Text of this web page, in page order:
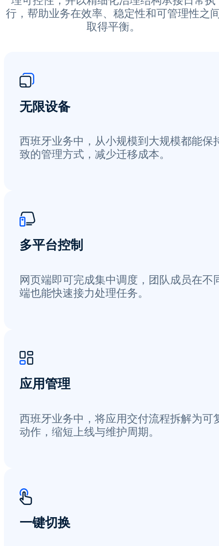
行，帮助业务在效率、稳定性和可管理性之
取得平衡。
无限设备
西班牙业务中，从小规模到大规模都能保
致的管理方式，减少迁移成本。
多平台控制
网页端即可完成集中调度，团队成员在不
端也能快速接力处理任务。
应用管理
西班牙业务中，将应用交付流程拆解为可
动作，缩短上线与维护周期。
一键切换